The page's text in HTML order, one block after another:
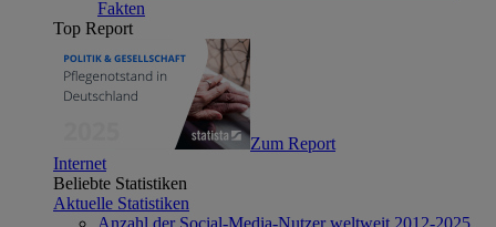
Fakten
Top Report
Zum Report
Internet
Beliebte Statistiken
Aktuelle Statistiken
Anzahl der Social-Media-Nutzer weltweit 2012-2025